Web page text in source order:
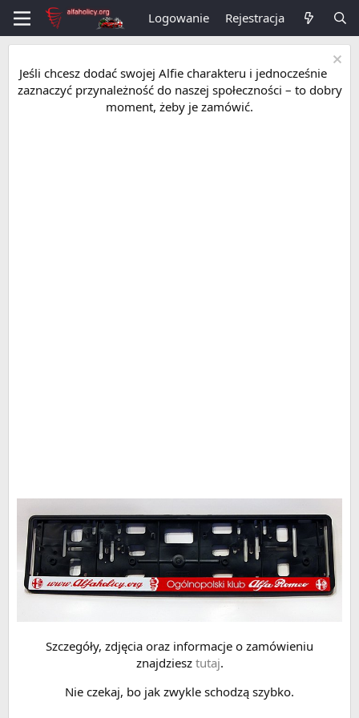
Logowanie Rejestracja
Jeśli chcesz dodać swojej Alfie charakteru i jednocześnie
zaznaczyć przynależność do naszej społeczności – to dobry
moment, żeby je zamówić.
Szczegóły, zdjęcia oraz informacje o zamówieniu
znajdziesz tutaj.
Nie czekaj, bo jak zwykle schodzą szybko.